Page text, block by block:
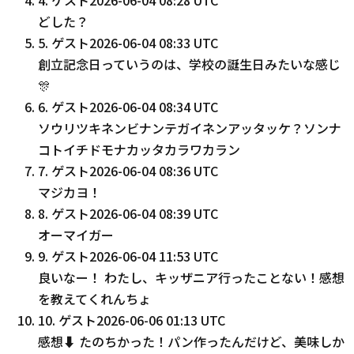
どした？
5. ゲスト2026-06-04 08:33 UTC
創立記念日っていうのは、学校の誕生日みたいな感じ
🎊
6. ゲスト2026-06-04 08:34 UTC
ソウリツキネンビナンテガイネンアッタッケ？ソンナ
コトイチドモナカッタカラワカラン
7. ゲスト2026-06-04 08:36 UTC
マジカヨ！
8. ゲスト2026-06-04 08:39 UTC
オーマイガー
9. ゲスト2026-06-04 11:53 UTC
良いなー！ わたし、キッザニア行ったことない！感想
を教えてくれんちょ
10. ゲスト2026-06-06 01:13 UTC
感想⬇️ たのちかった！パン作ったんだけど、美味しか